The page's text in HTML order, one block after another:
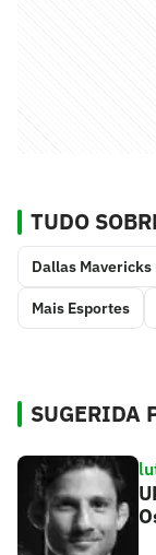
TUDO
Dallas Mavericks
Mais Esportes
SUGERIDA